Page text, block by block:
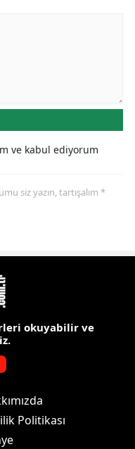
ve kabul ediyorum
siz yazın, tartışalım *
okuyabilir ve
Politikası